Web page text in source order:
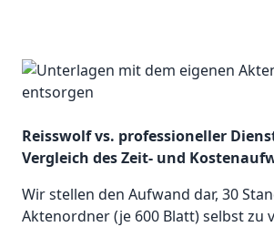
Reisswolf vs. professioneller
Vergleich des Zeit- und
Wir stellen den Aufwand dar, 30
Aktenordner (je 600 Blatt) selbst zu